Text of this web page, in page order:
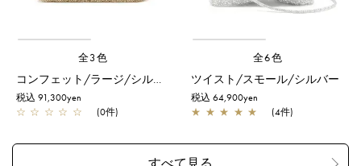
全3色
コンフェット/ラージ/シルバーゴールド
税込 91,300yen
☆ ☆ ☆ ☆ ☆ (0件)
全6色
ツイスト/スモール/シルバー
税込 64,900yen
★ ★ ★ ★ ★ (4件)